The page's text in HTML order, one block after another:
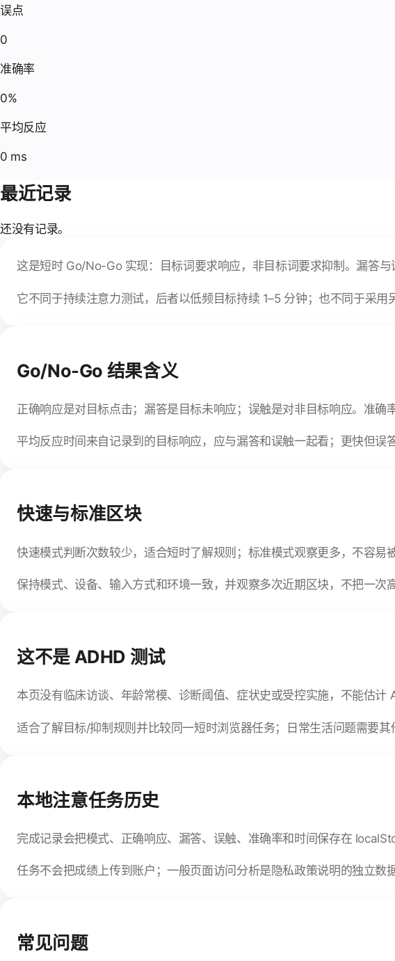
误点
0
准确率
0%
平均反应
0 ms
最近记录
还没有记录。
这是短时 Go/No-Go 实现：目标词要求响应，非目标词要求抑制。漏答与
它不同于持续注意力测试，后者以低频目标持续 1–5 分钟；也不同于采用
Go/No-Go 结果含义
正确响应是对目标点击；漏答是目标未响应；误触是对非目标响应。准确
平均反应时间来自记录到的目标响应，应与漏答和误触一起看；更快但误
快速与标准区块
快速模式判断次数较少，适合短时了解规则；标准模式观察更多，不容易
保持模式、设备、输入方式和环境一致，并观察多次近期区块，不把一次
这不是 ADHD 测试
本页没有临床访谈、年龄常模、诊断阈值、症状史或受控实施，不能估计
适合了解目标/抑制规则并比较同一短时浏览器任务；日常生活问题需要其
本地注意任务历史
完成记录会把模式、正确响应、漏答、误触、准确率和时间保存在
任务不会把成绩上传到账户；一般页面访问分析是隐私政策说明的独立数据
常见问题